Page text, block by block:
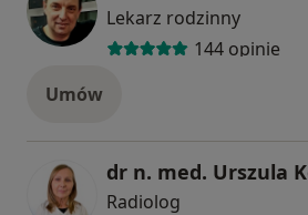
Lekarz rodzinny
144 opinie
Umów
Radiolog